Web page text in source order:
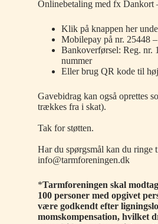
Onlinebetaling med fx Dankort
Klik på knappen her
Mobilepay på nr. 25448
Bankoverførsel: Reg. nr.
nummer
Eller brug QR kode til
Gavebidrag kan også oprettes
trækkes fra i skat).
Tak for støtten.
Har du spørgsmål kan du ringe
info@tarmforeningen.dk
*Tarmforeningen skal
100 personer med opgivet
være godkendt efter
momskompensation, hvilket